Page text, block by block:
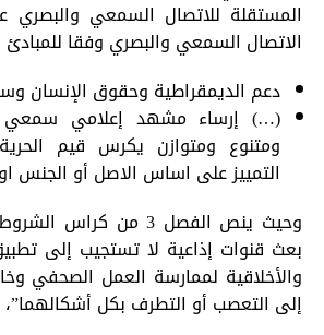
المستقلة للاتصال السمعي والبصري
الاتصال السمعي والبصري وفقا للمبادئ
دعم الديمقراطية وحقوق الإنسان
(…) إرساء مشهد إعلامي
ومتنوع ومتوازن يكرس قيم
التمييز على اساس الاصل أو الجنس
وحيث ينص الفصل 3 من
بعث قنوات إذاعية لا تستجيب إلى
والأخلاقية لممارسة العمل الصحفي
إلى التعصب أو التطرف بكل أشكالهما”،